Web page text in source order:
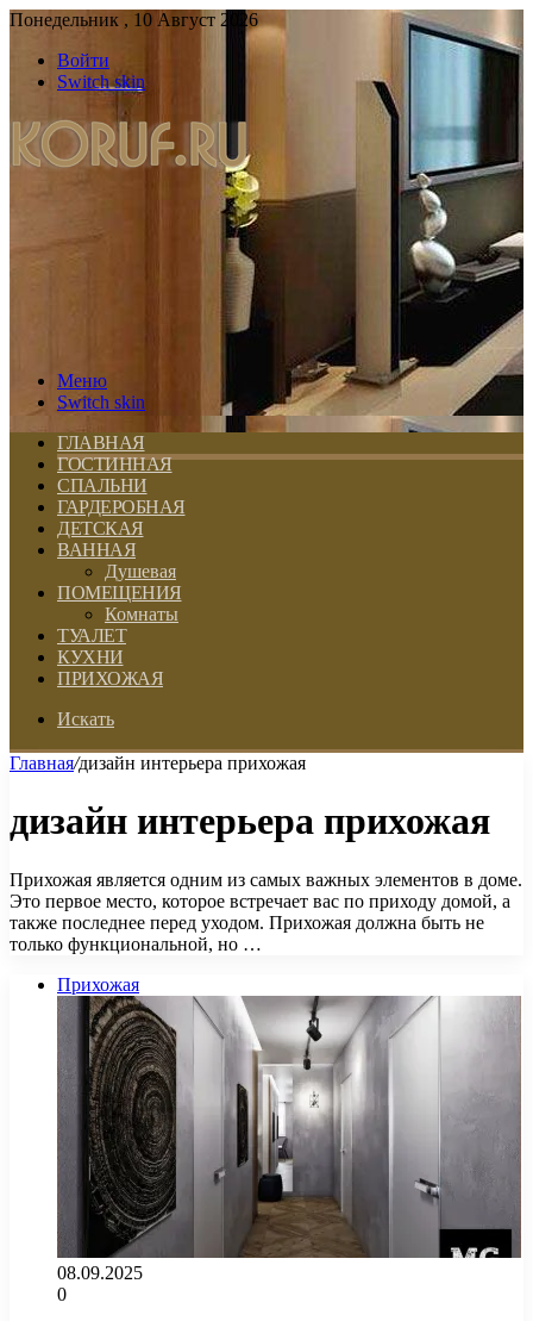
Понедельник , 10 Август 2026
Войти
Switch skin
Меню
Switch skin
ГЛАВНАЯ
ГОСТИННАЯ
СПАЛЬНИ
ГАРДЕРОБНАЯ
ДЕТСКАЯ
ВАННАЯ
Душевая
ПОМЕЩЕНИЯ
Комнаты
ТУАЛЕТ
КУХНИ
ПРИХОЖАЯ
Искать
Главная/дизайн интерьера прихожая
дизайн интерьера прихожая
Прихожая является одним из самых важных элементов в доме.
Это первое место, которое встречает вас по приходу домой, а
также последнее перед уходом. Прихожая должна быть не
только функциональной, но …
Прихожая
08.09.2025
0